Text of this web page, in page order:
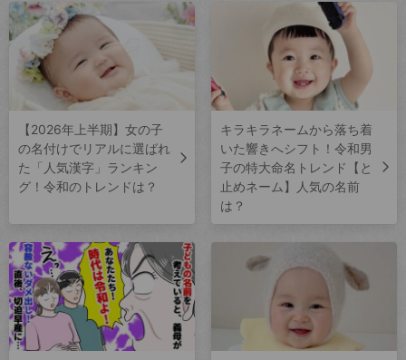
【2026年上半期】女の子
の名付けでリアルに選ばれ
た「人気漢字」ランキン
グ！令和のトレンドは？
キラキラネームから落ち着
いた響きへシフト！令和男
子の特大命名トレンド【と
止めネーム】人気の名前
は？